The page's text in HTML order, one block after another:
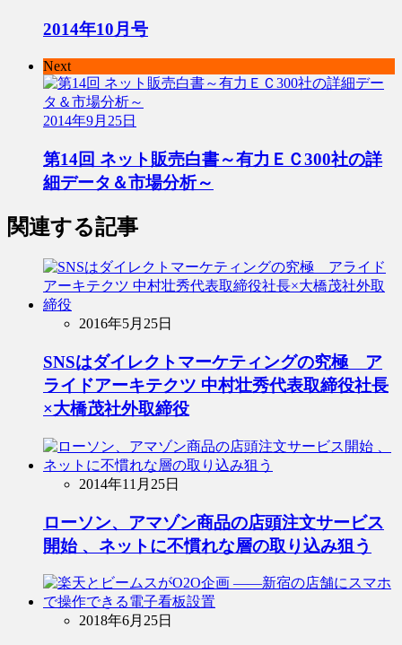
2014年10月号
Next
2014年9月25日
第14回 ネット販売白書～有力ＥＣ300社の詳
細データ＆市場分析～
関連する記事
2016年5月25日
SNSはダイレクトマーケティングの究極 ア
ライドアーキテクツ 中村壮秀代表取締役社長
×大橋茂社外取締役
2014年11月25日
ローソン、アマゾン商品の店頭注文サービス
開始 、ネットに不慣れな層の取り込み狙う
2018年6月25日